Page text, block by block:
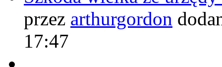
przez arthurgordon
17:47